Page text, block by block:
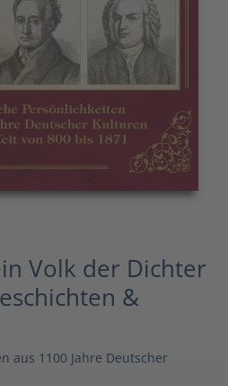
Volk der Dichter
&
aus 1100 Jahre Deutscher